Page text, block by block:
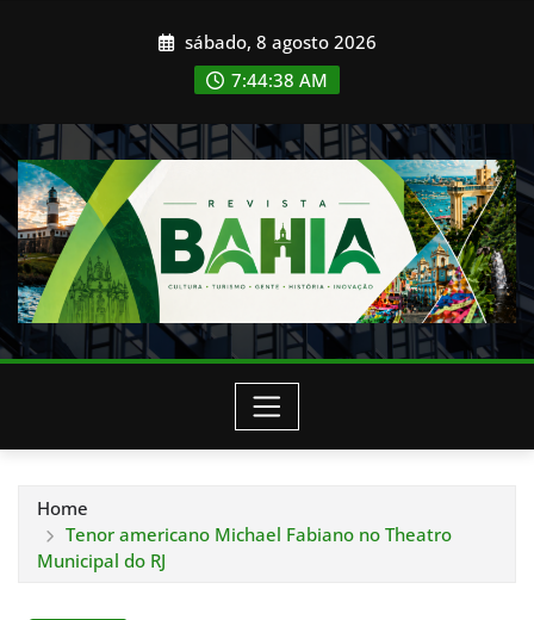
sábado, 8 agosto 2026
7:44:40 AM
Home
Tenor americano Michael Fabiano no Theatro
Municipal do RJ